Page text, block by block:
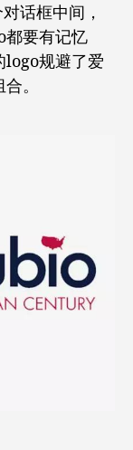
话框中间，
都要有记忆
logo规避了爱
。